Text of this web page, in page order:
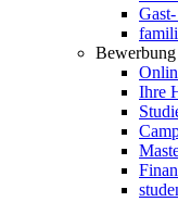
Bewerbung
Ihre